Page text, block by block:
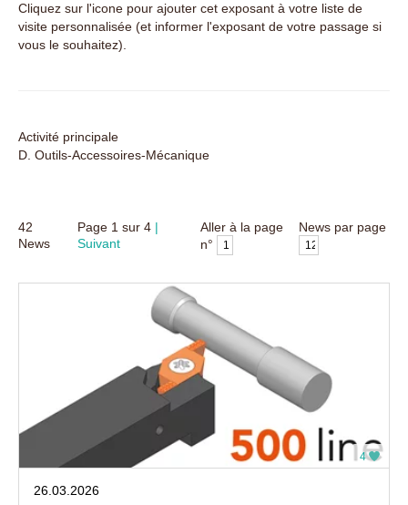
Cliquez sur l'icone pour ajouter cet exposant à votre liste de
visite personnalisée (et informer l'exposant de votre passage si
vous le souhaitez).
Activité principale
D. Outils-Accessoires-Mécanique
42
News
Page 1 sur4
Suivant
Aller à la page
n°
News par page
4
26.03.2026